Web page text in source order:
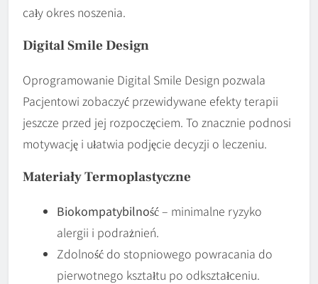
cały okres noszenia.
Digital Smile Design
Oprogramowanie Digital Smile Design pozwala
Pacjentowi zobaczyć przewidywane efekty terapii
jeszcze przed jej rozpoczęciem. To znacznie podnosi
motywację i ułatwia podjęcie decyzji o leczeniu.
Materiały Termoplastyczne
Biokompatybilność– minimalne ryzyko
alergii i podrażnień.
Zdolność do stopniowego powracania do
pierwotnego kształtu po odkształceniu.